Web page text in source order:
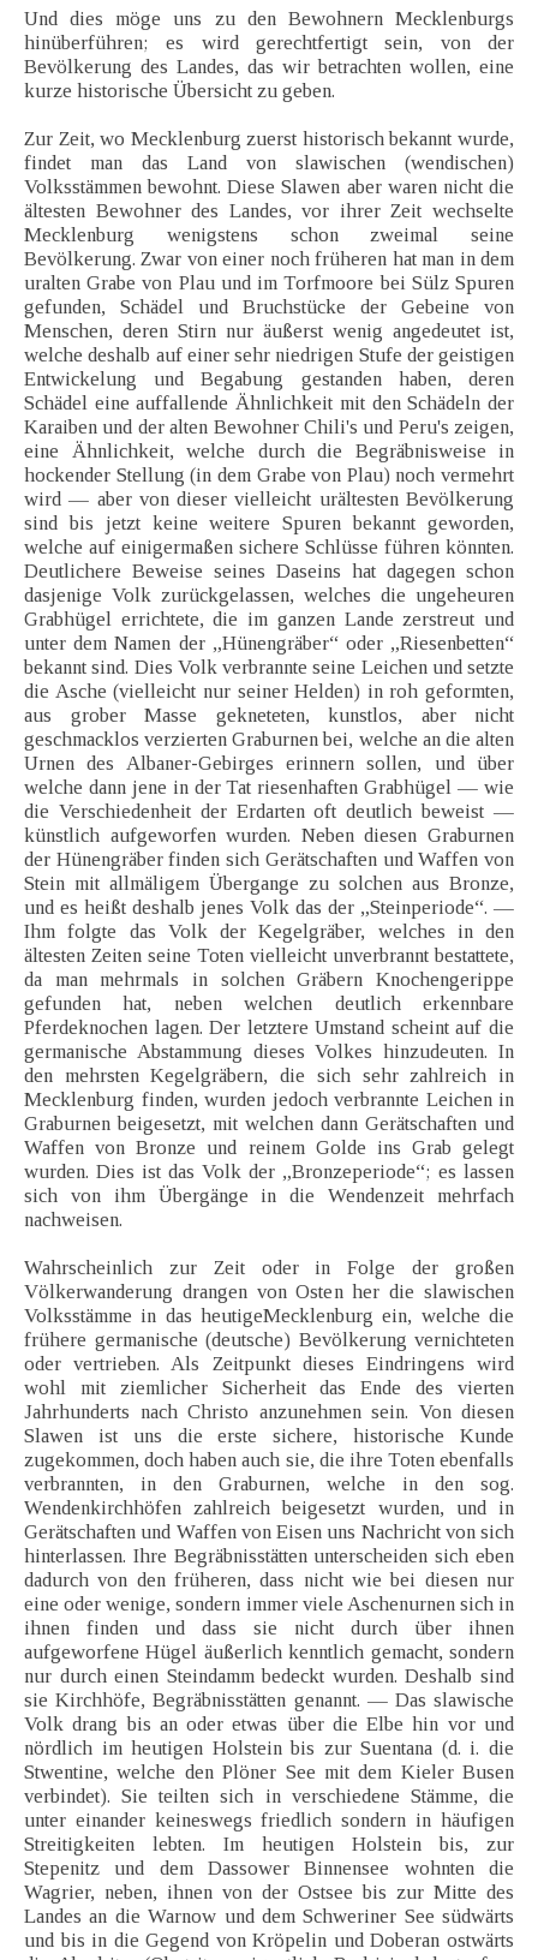
Und dies möge uns zu den Bewohnern Mecklenburgs
hinüberführen; es wird gerechtfertigt sein, von der
Bevölkerung des Landes, das wir betrachten wollen, eine
kurze historische Übersicht zu geben.
Zur Zeit, wo Mecklenburg zuerst historisch bekannt wurde,
findet man das Land von slawischen (wendischen)
Volksstämmen bewohnt. Diese Slawen aber waren nicht die
ältesten Bewohner des Landes, vor ihrer Zeit wechselte
Mecklenburg wenigstens schon zweimal seine
Bevölkerung. Zwar von einer noch früheren hat man in dem
uralten Grabe von Plau und im Torfmoore bei Sülz Spuren
gefunden, Schädel und Bruchstücke der Gebeine von
Menschen, deren Stirn nur äußerst wenig angedeutet ist,
welche deshalb auf einer sehr niedrigen Stufe der geistigen
Entwickelung und Begabung gestanden haben, deren
Schädel eine auffallende Ähnlichkeit mit den Schädeln der
Karaiben und der alten Bewohner Chili's und Peru's zeigen,
eine Ähnlichkeit, welche durch die Begräbnisweise in
hockender Stellung (in dem Grabe von Plau) noch vermehrt
wird — aber von dieser vielleicht urältesten Bevölkerung
sind bis jetzt keine weitere Spuren bekannt geworden,
welche auf einigermaßen sichere Schlüsse führen könnten.
Deutlichere Beweise seines Daseins hat dagegen schon
dasjenige Volk zurückgelassen, welches die ungeheuren
Grabhügel errichtete, die im ganzen Lande zerstreut und
unter dem Namen der „Hünengräber“ oder „Riesenbetten“
bekannt sind. Dies Volk verbrannte seine Leichen und setzte
die Asche (vielleicht nur seiner Helden) in roh geformten,
aus grober Masse gekneteten, kunstlos, aber nicht
geschmacklos verzierten Graburnen bei, welche an die alten
Urnen des Albaner-Gebirges erinnern sollen, und über
welche dann jene in der Tat riesenhaften Grabhügel — wie
die Verschiedenheit der Erdarten oft deutlich beweist —
künstlich aufgeworfen wurden. Neben diesen Graburnen
der Hünengräber finden sich Gerätschaften und Waffen von
Stein mit allmäligem Übergange zu solchen aus Bronze,
und es heißt deshalb jenes Volk das der „Steinperiode“. —
Ihm folgte das Volk der Kegelgräber, welches in den
ältesten Zeiten seine Toten vielleicht unverbrannt bestattete,
da man mehrmals in solchen Gräbern Knochengerippe
gefunden hat, neben welchen deutlich erkennbare
Pferdeknochen lagen. Der letztere Umstand scheint auf die
germanische Abstammung dieses Volkes hinzudeuten. In
den mehrsten Kegelgräbern, die sich sehr zahlreich in
Mecklenburg finden, wurden jedoch verbrannte Leichen in
Graburnen beigesetzt, mit welchen dann Gerätschaften und
Waffen von Bronze und reinem Golde ins Grab gelegt
wurden. Dies ist das Volk der „Bronzeperiode“; es lassen
sich von ihm Übergänge in die Wendenzeit mehrfach
nachweisen.
Wahrscheinlich zur Zeit oder in Folge der großen
Völkerwanderung drangen von Osten her die slawischen
Volksstämme in das heutigeMecklenburg ein, welche die
frühere germanische (deutsche) Bevölkerung vernichteten
oder vertrieben. Als Zeitpunkt dieses Eindringens wird
wohl mit ziemlicher Sicherheit das Ende des vierten
Jahrhunderts nach Christo anzunehmen sein. Von diesen
Slawen ist uns die erste sichere, historische Kunde
zugekommen, doch haben auch sie, die ihre Toten ebenfalls
verbrannten, in den Graburnen, welche in den sog.
Wendenkirchhöfen zahlreich beigesetzt wurden, und in
Gerätschaften und Waffen von Eisen uns Nachricht von sich
hinterlassen. Ihre Begräbnisstätten unterscheiden sich eben
dadurch von den früheren, dass nicht wie bei diesen nur
eine oder wenige, sondern immer viele Aschenurnen sich in
ihnen finden und dass sie nicht durch über ihnen
aufgeworfene Hügel äußerlich kenntlich gemacht, sondern
nur durch einen Steindamm bedeckt wurden. Deshalb sind
sie Kirchhöfe, Begräbnisstätten genannt. — Das slawische
Volk drang bis an oder etwas über die Elbe hin vor und
nördlich im heutigen Holstein bis zur Suentana (d. i. die
Stwentine, welche den Plöner See mit dem Kieler Busen
verbindet). Sie teilten sich in verschiedene Stämme, die
unter einander keineswegs friedlich sondern in häufigen
Streitigkeiten lebten. Im heutigen Holstein bis, zur
Stepenitz und dem Dassower Binnensee wohnten die
Wagrier, neben, ihnen von der Ostsee bis zur Mitte des
Landes an die Warnow und dem Schweriner See südwärts
und bis in die Gegend von Kröpelin und Doberan ostwärts